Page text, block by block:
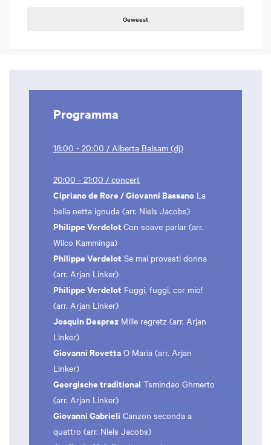
Geweest
Programma
18:00 - 20:00 / Alberta Balsam (dj)
20:00 - 21:00 / concert
Cipriano de Rore / Giovanni Bassano La
bella netta ignuda (arr. Niels Jacobs)
Philippe Verdelot Con soave parlar (arr.
Wilco Kamminga)
Philippe Verdelot Se mai provasti donna
(arr. Arjan Linker)
Philippe Verdelot Fuggi, fuggi, cor mio!
(arr. Arjan Linker)
Josquin Desprez Mille regretz (arr. Arjan
Linker)
Giovanni Rovetta O Maria (arr. Arjan
Linker)
Georgische traditional Tsmindao Ghmerto
(arr. Arjan Linker)
Giovanni Gabrieli Canzon seconda a
quattro (arr. Niels Jacobs)